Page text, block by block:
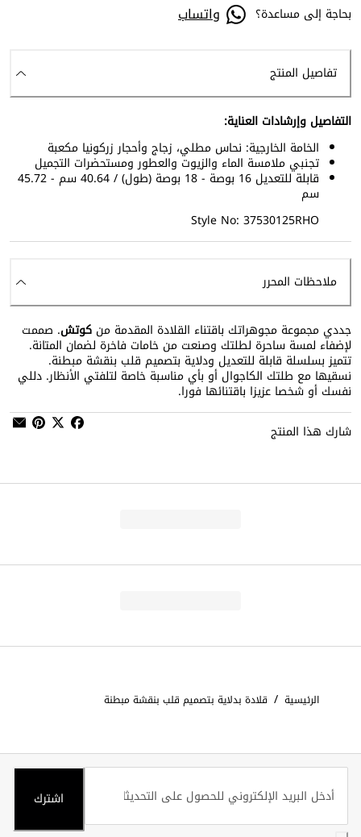
بحاجة إلى مساعدة؟ واتساب
تفاصيل المنتج
التفاصيل وإرشادات العناية:
الخامة الخارجية: نحاس مطلي، زجاج وأحجار زركونيا مكعبة
تجنبي ملامسة الماء والزيوت والعطور ومستحضرات التجميل
قابلة للتعديل 16 بوصة - 18 بوصة (طول) / 40.64 سم - 45.72
سم
Style No: 37530125RHO
ملاحظات المحرر
جددي مجموعة مجوهراتك باقتناء القلادة المقدمة من كوتش. صممت
لإضفاء لمسة ساحرة لطلتك وصنعت من خامات فاخرة لضمان المتانة.
تتميز بسلسلة قابلة للتعديل ودلاية بتصميم قلب بنقشة مبطنة.
نسقيها مع طلتك الكاجوال أو بأي مناسبة خاصة لتلفتي الأنظار. دللي
نفسك أو شخصا عزيزا باقتنائها فورا.
شارك هذا المنتج
الرئيسية / قلادة بدلاية بتصميم قلب بنقشة مبطنة
اشترك